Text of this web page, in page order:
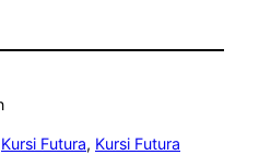
Kursi Futura, Kursi Futura